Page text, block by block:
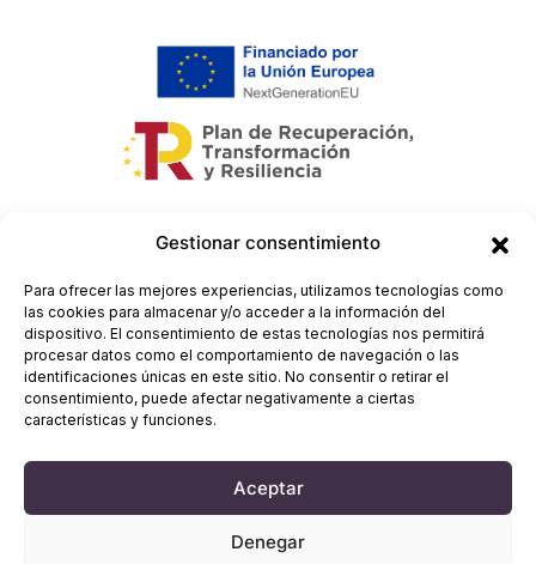
Gestionar consentimiento
Para ofrecer las mejores experiencias, utilizamos tecnologías como
las cookies para almacenar y/o acceder a la información del
dispositivo. El consentimiento de estas tecnologías nos permitirá
procesar datos como el comportamiento de navegación o las
identificaciones únicas en este sitio. No consentir o retirar el
consentimiento, puede afectar negativamente a ciertas
características y funciones.
Aceptar
Denegar
Aviso legal
-
Política de cookies
-